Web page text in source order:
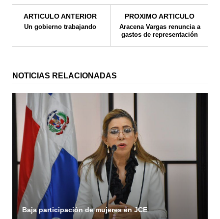
ARTICULO ANTERIOR
Un gobierno trabajando
PROXIMO ARTICULO
Aracena Vargas renuncia a
gastos de representación
NOTICIAS RELACIONADAS
Baja participación de mujeres en JCE